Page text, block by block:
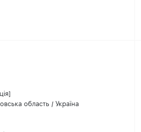
область / Україна